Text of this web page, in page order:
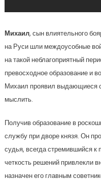
Михаил, сын влиятельного
на Руси шли междоусобные
на такой неблагоприятный
превосходное образование и
Михаил проявил выдающиеся
мыслить.
Получив образование в
службу при дворе князя. Он
судья, всегда стремившийся к
четкость решений привлекли
назначен его главным